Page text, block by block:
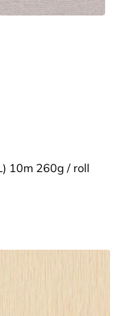
10m 260g / roll